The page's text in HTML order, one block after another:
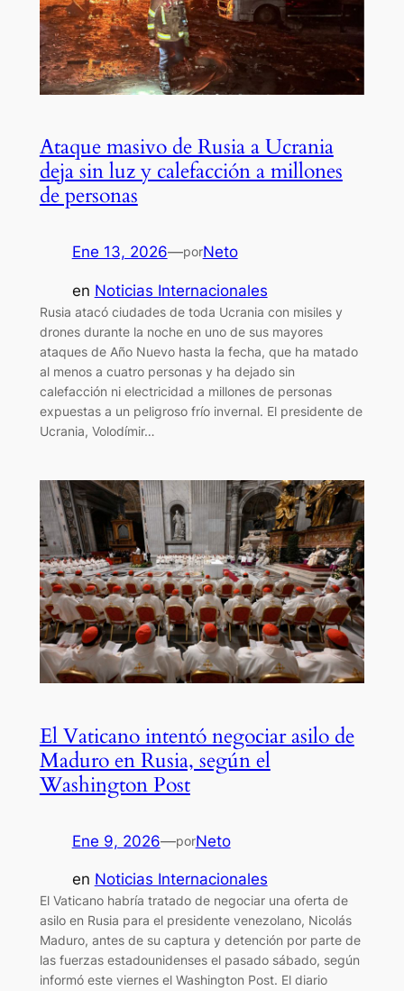
Ataque masivo de Rusia a Ucrania
deja sin luz y calefacción a millones
de personas
Ene 13, 2026—porNeto
en Noticias Internacionales
Rusia atacó ciudades de toda Ucrania con misiles y
drones durante la noche en uno de sus mayores
ataques de Año Nuevo hasta la fecha, que ha matado
al menos a cuatro personas y ha dejado sin
calefacción ni electricidad a millones de personas
expuestas a un peligroso frío invernal. El presidente de
Ucrania, Volodímir…
El Vaticano intentó negociar asilo de
Maduro en Rusia, según el
Washington Post
Ene 9, 2026—porNeto
en Noticias Internacionales
El Vaticano habría tratado de negociar una oferta de
asilo en Rusia para el presidente venezolano, Nicolás
Maduro, antes de su captura y detención por parte de
las fuerzas estadounidenses el pasado sábado, según
informó este viernes el Washington Post. El diario